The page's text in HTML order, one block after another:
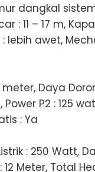
dangkal
: 11 – 17 m,
lebih awet,
meter, Daya
P2 : 125
: Ya
: 250 Watt,
Meter, Total